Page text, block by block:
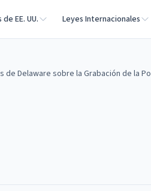
EE. UU. Leyes Internacionales
de Delaware sobre la Grabación de la